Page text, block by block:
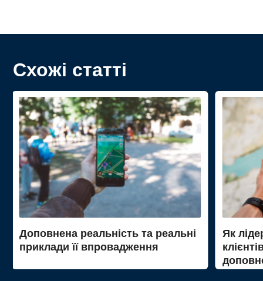
Схожі статті
Доповнена реальність та реальні
приклади її впровадження
Як